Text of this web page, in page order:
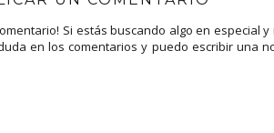
Si estás buscando algo en especial y
en los comentarios y puedo escribir una